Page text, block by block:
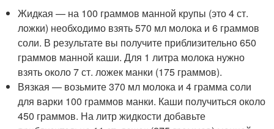
Жидкая — на 100 граммов манной крупы (это 4 ст.
ложки) необходимо взять 570 мл молока и 6 граммов
соли. В результате вы получите приблизительно 650
граммов манной каши. Для 1 литра молока нужно
взять около 7 ст. ложек манки (175 граммов).
Вязкая — возьмите 370 мл молока и 4 грамма соли
для варки 100 граммов манки. Каши получиться около
450 граммов. На литр жидкости добавьте